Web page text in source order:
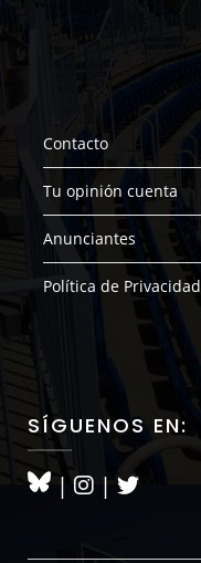
Contacto
Tu opinión cuenta
Anunciantes
Política de Privacidad
SÍGUENOS EN:
| |